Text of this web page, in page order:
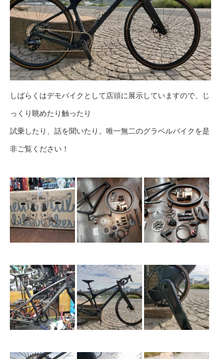
しばらくはデモバイクとして店頭に展示していますので、じ
っくり眺めたり触ったり
試乗したり、話を聞いたり。唯一無二のグラベルバイクを是
非ご覧ください！